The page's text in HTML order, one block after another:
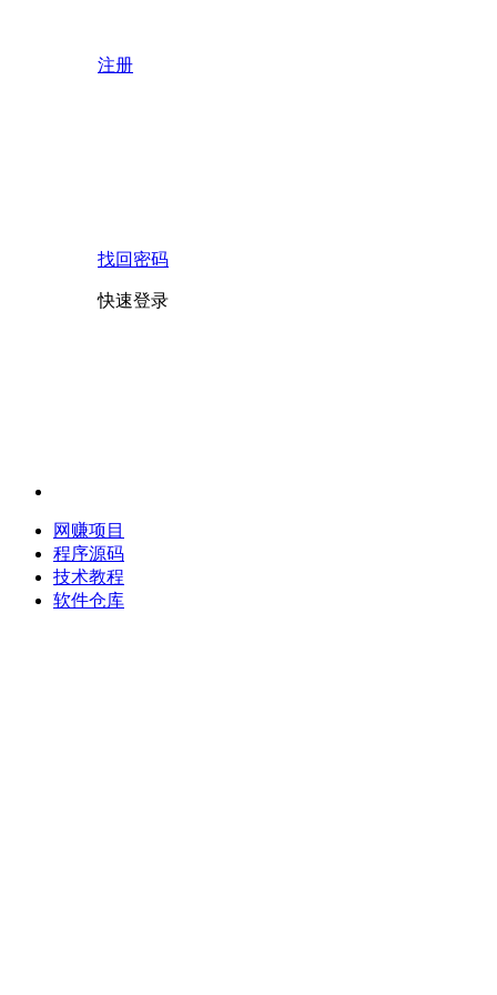
注册
找回密码
快速登录
网赚项目
程序源码
技术教程
软件仓库